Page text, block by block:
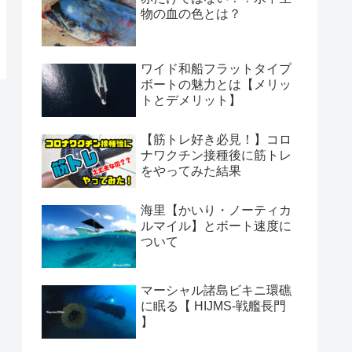
物の血の色とは？
ワイド和船フラットタイプ
ボートの魅力とは【メリッ
トとデメリット】
【筋トレ好き必見！】コロ
ナワクチン接種後に筋トレ
をやってみた結果
海里【かいり・ノーティカ
ルマイル】とボート速度に
ついて
マーシャル諸島ビキニ環礁
に眠る【 HIJMS-戦艦長門
】